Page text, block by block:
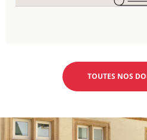
TOUTES NOS